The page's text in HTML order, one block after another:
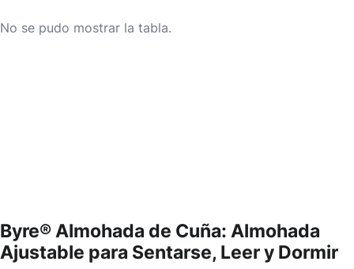
No se pudo mostrar la tabla.
Byre® Almohada de Cuña: Almohada
Ajustable para Sentarse, Leer y Dormir